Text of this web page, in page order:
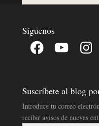
Síguenos
Facebook YouTube
Suscríbete al blog
Introduce tu correo
recibir avisos de nuevas